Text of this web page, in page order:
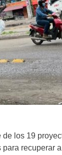
los 19
recuperar